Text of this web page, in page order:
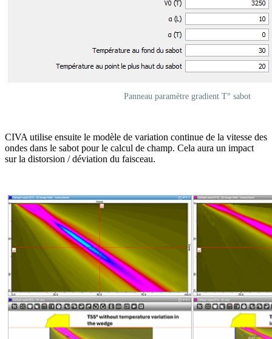
Panneau paramètre gradient T° sabot
CIVA utilise ensuite le modèle de variation continue de la vitesse des
ondes dans le sabot pour le calcul de champ. Cela aura un impact
sur la distorsion / déviation du faisceau.